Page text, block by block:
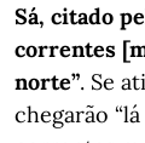
Sá, citado
correntes
norte”. Se
chegarão